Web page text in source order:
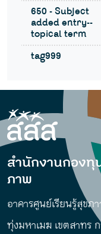
650 - Subject
added entry--
topical term
tag999
สำนักงานกองทุ
ภาพ
อาคารศูนย์เรียนรู้สุขภ
ทุ่งมหาเมฆ เขตสาทร